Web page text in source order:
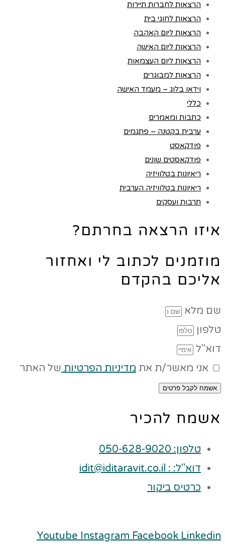
הרצאות לחברות תיירות
הרצאות לחוגי בית
הרצאות ליום האהבה
הרצאות ליום האישה
הרצאות ליום העצמאות
הרצאות למבוגרים
וידאו בלוג – מעמד האישה
כללי
כתבות ומאמרים
ערבית בקטנה – פתגמים
פודקאסט
פודקאסטים שונים
ריאיונות בטלוויזיה
ריאיונות בטלוויזיה הערבית
תרבות ועסקים
איזו הרצאה בחרתם?
מוזמנים לכתוב לי ואחזור
אליכם בהקדם
שם מלא
טלפון
דוא"ל
אני מאשר/ת את מדיניות הפרטיות של האתר
אשמח לקבל פרטים
אשמח להכיר
טלפון: 050-628-9020
דוא"ל: : idit@iditaravit.co.il
כרטיס ביקור
Youtube Instagram Facebook Linkedin